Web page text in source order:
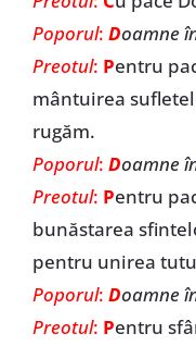
Poporul: Doamne
Preotul: Pentru
mântuirea
rugăm.
Poporul: Doamne
Preotul: Pentru
bunăstarea
pentru unirea
Poporul: Doamne
Preotul: Pentru